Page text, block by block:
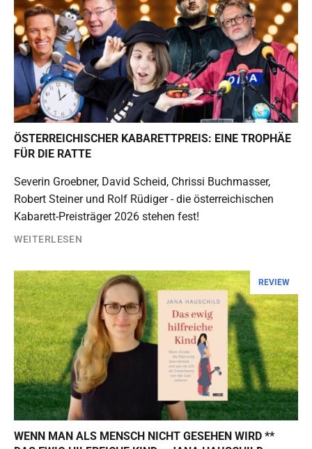
ÖSTERREICHISCHER KABARETTPREIS: EINE TROPHÄE
FÜR DIE RATTE
Severin Groebner, David Scheid, Chrissi Buchmasser,
Robert Steiner und Rolf Rüdiger - die österreichischen
Kabarett-Preisträger 2026 stehen fest!
WEITERLESEN
REVIEW
WENN MAN ALS MENSCH NICHT GESEHEN WIRD **